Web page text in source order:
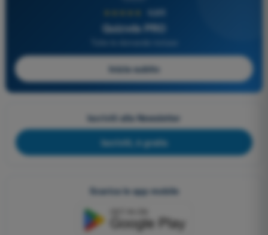
4,6/5
Quizvds PRO
Inizia subito
Iscriviti alla Newsletter
Iscriviti, è gratis
Scarica le app mobile